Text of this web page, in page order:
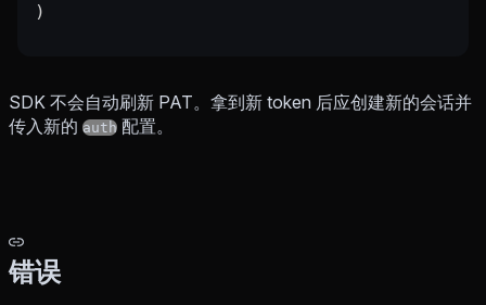
)
SDK 不会自动刷新 PAT。拿到新 token 后应创建新的会话并
传入新的 auth 配置。
错误